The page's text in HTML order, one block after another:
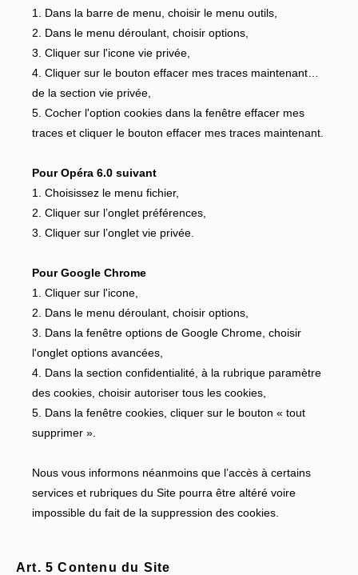
1. Dans la barre de menu, choisir le menu outils,
2. Dans le menu déroulant, choisir options,
3. Cliquer sur l'icone vie privée,
4. Cliquer sur le bouton effacer mes traces maintenant…
de la section vie privée,
5. Cocher l'option cookies dans la fenêtre effacer mes
traces et cliquer le bouton effacer mes traces maintenant.
Pour Opéra 6.0 suivant
1. Choisissez le menu fichier,
2. Cliquer sur l’onglet préférences,
3. Cliquer sur l’onglet vie privée.
Pour Google Chrome
1. Cliquer sur l'icone,
2. Dans le menu déroulant, choisir options,
3. Dans la fenêtre options de Google Chrome, choisir
l'onglet options avancées,
4. Dans la section confidentialité, à la rubrique paramètre
des cookies, choisir autoriser tous les cookies,
5. Dans la fenêtre cookies, cliquer sur le bouton « tout
supprimer ».
Nous vous informons néanmoins que l’accès à certains
services et rubriques du Site pourra être altéré voire
impossible du fait de la suppression des cookies.
Art. 5 Contenu du Site